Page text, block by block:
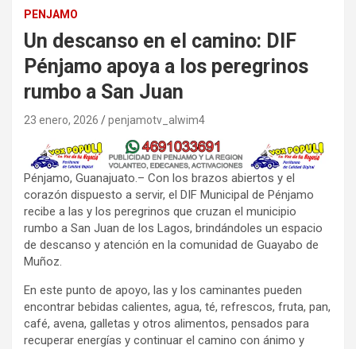
PENJAMO
Un descanso en el camino: DIF
Pénjamo apoya a los peregrinos
rumbo a San Juan
23 enero, 2026 penjamotv_alwim4
Pénjamo, Guanajuato.– Con los brazos abiertos y el
corazón dispuesto a servir, el DIF Municipal de Pénjamo
recibe a las y los peregrinos que cruzan el municipio
rumbo a San Juan de los Lagos, brindándoles un espacio
de descanso y atención en la comunidad de Guayabo de
Muñoz.
En este punto de apoyo, las y los caminantes pueden
encontrar bebidas calientes, agua, té, refrescos, fruta, pan,
café, avena, galletas y otros alimentos, pensados para
recuperar energías y continuar el camino con ánimo y